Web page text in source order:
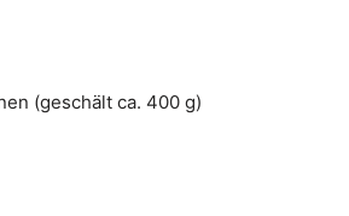
(geschält ca. 400 g)